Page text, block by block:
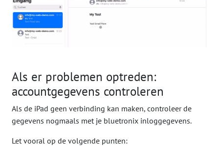
Als er problemen optreden:
accountgegevens controleren
Als de iPad geen verbinding kan maken, controleer de
gegevens nogmaals met je bluetronix inloggegevens.
Let vooral op de volgende punten: